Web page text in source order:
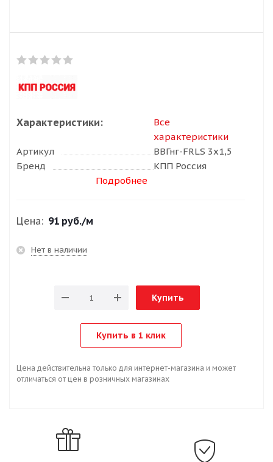
Характеристики:
Все
характеристики
Артикул
ВВГнг-FRLS 3х1,5
Бренд
КПП Россия
Подробнее
Цена: 91 руб./м
Нет в наличии
Купить
Купить в 1 клик
Цена действительна только для интернет-магазина и может
отличаться от цен в розничных магазинах